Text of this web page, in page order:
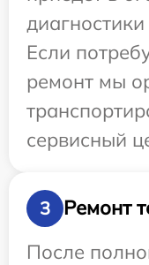
Если
ремонт мы
сервисный
3
Ремонт
После